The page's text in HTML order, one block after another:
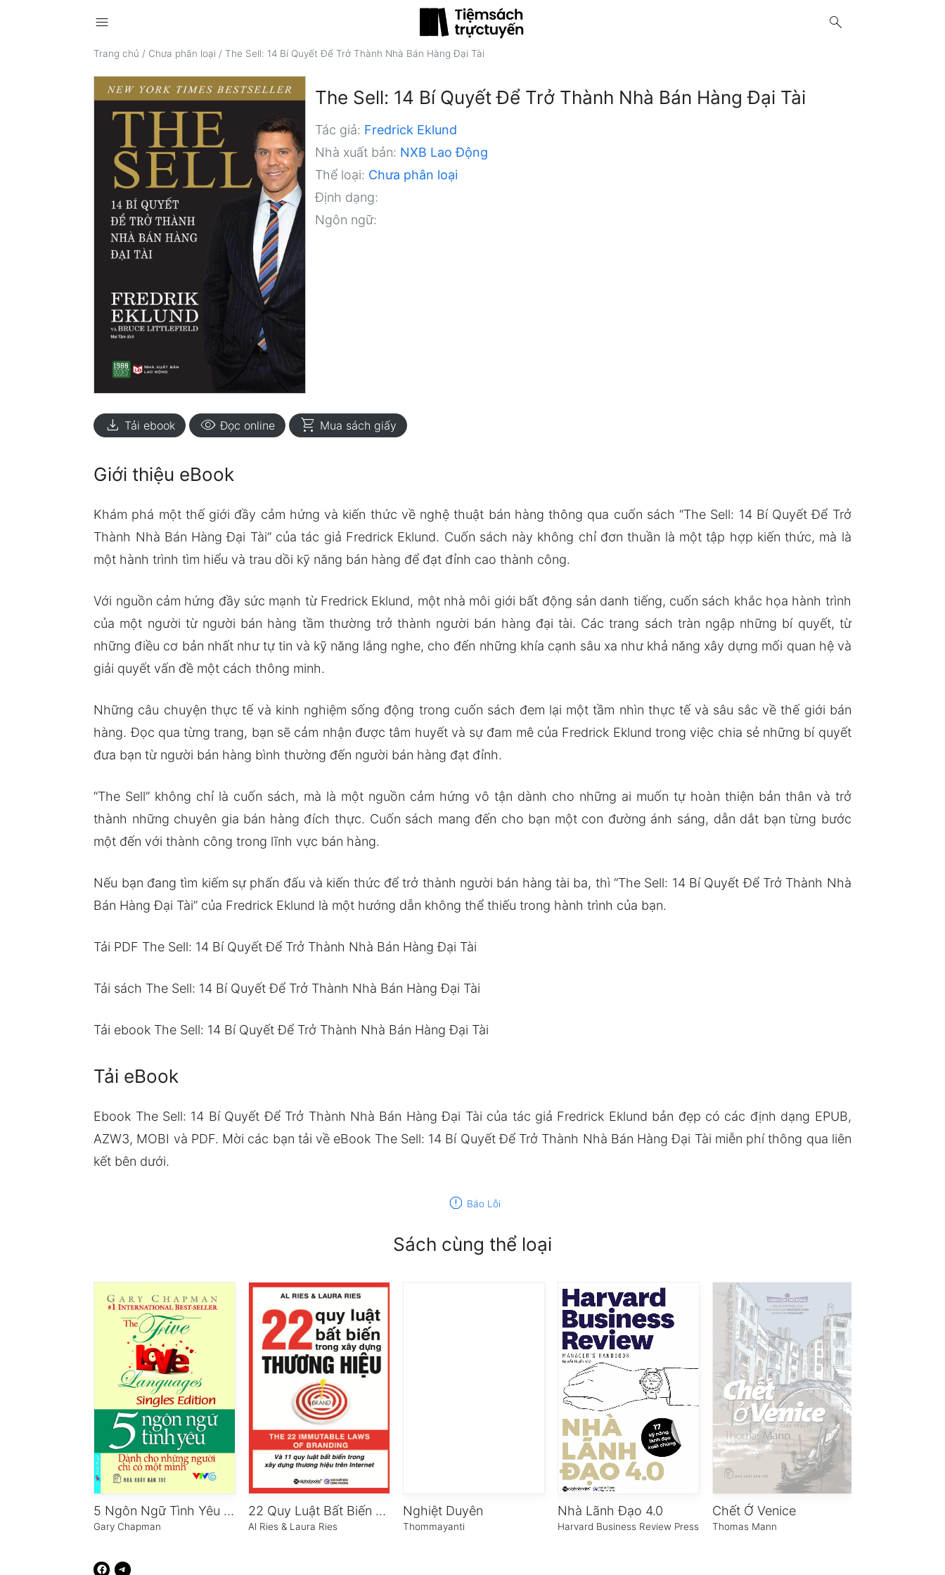
menu search
Trang chủ / Chưa phân loại /The Sell: 14 Bí Quyết Để Trở Thành Nhà Bán Hàng Đại Tài
The Sell: 14 Bí Quyết Để Trở Thành Nhà Bán Hàng Đại Tài
Tác giả: Fredrick Eklund
Nhà xuất bản: NXB Lao Động
Thể loại: Chưa phân loại
Định dạng:
Ngôn ngữ:
download Tải ebook visibility Đọc online shopping_cart Mua sách giấy
Giới thiệu eBook
Khám phá một thế giới đầy cảm hứng và kiến thức về nghệ thuật bán hàng thông qua cuốn sách “The Sell: 14 Bí Quyết Để Trở
Thành Nhà Bán Hàng Đại Tài” của tác giả Fredrick Eklund. Cuốn sách này không chỉ đơn thuần là một tập hợp kiến thức, mà là
một hành trình tìm hiểu và trau dồi kỹ năng bán hàng để đạt đỉnh cao thành công.
Với nguồn cảm hứng đầy sức mạnh từ Fredrick Eklund, một nhà môi giới bất động sản danh tiếng, cuốn sách khắc họa hành trình
của một người từ người bán hàng tầm thường trở thành người bán hàng đại tài. Các trang sách tràn ngập những bí quyết, từ
những điều cơ bản nhất như tự tin và kỹ năng lắng nghe, cho đến những khía cạnh sâu xa như khả năng xây dựng mối quan hệ và
giải quyết vấn đề một cách thông minh.
Những câu chuyện thực tế và kinh nghiệm sống động trong cuốn sách đem lại một tầm nhìn thực tế và sâu sắc về thế giới bán
hàng. Đọc qua từng trang, bạn sẽ cảm nhận được tâm huyết và sự đam mê của Fredrick Eklund trong việc chia sẻ những bí quyết
đưa bạn từ người bán hàng bình thường đến người bán hàng đạt đỉnh.
“The Sell” không chỉ là cuốn sách, mà là một nguồn cảm hứng vô tận dành cho những ai muốn tự hoàn thiện bản thân và trở
thành những chuyên gia bán hàng đích thực. Cuốn sách mang đến cho bạn một con đường ánh sáng, dẫn dắt bạn từng bước
một đến với thành công trong lĩnh vực bán hàng.
Nếu bạn đang tìm kiếm sự phấn đấu và kiến thức để trở thành người bán hàng tài ba, thì “The Sell: 14 Bí Quyết Để Trở Thành Nhà
Bán Hàng Đại Tài” của Fredrick Eklund là một hướng dẫn không thể thiếu trong hành trình của bạn.
Tải PDF The Sell: 14 Bí Quyết Để Trở Thành Nhà Bán Hàng Đại Tài
Tải sách The Sell: 14 Bí Quyết Để Trở Thành Nhà Bán Hàng Đại Tài
Tải ebook The Sell: 14 Bí Quyết Để Trở Thành Nhà Bán Hàng Đại Tài
Tải eBook
Ebook The Sell: 14 Bí Quyết Để Trở Thành Nhà Bán Hàng Đại Tài của tác giả Fredrick Eklund bản đẹp có các định dạng EPUB,
AZW3, MOBI và PDF. Mời các bạn tải về eBook The Sell: 14 Bí Quyết Để Trở Thành Nhà Bán Hàng Đại Tài miễn phí thông qua liên
kết bên dưới.
report Báo Lỗi
Sách cùng thể loại
5 Ngôn Ngữ Tình Yêu Dành Cho Những Người Chỉ Có Một Mình
Gary Chapman
22 Quy Luật Bất Biến Trong Xây Dựng Thương Hiệu
Al Ries & Laura Ries
Nghiệt Duyên
Thommayanti
Nhà Lãnh Đạo 4.0
Harvard Business Review Press
Chết Ở Venice
Thomas Mann